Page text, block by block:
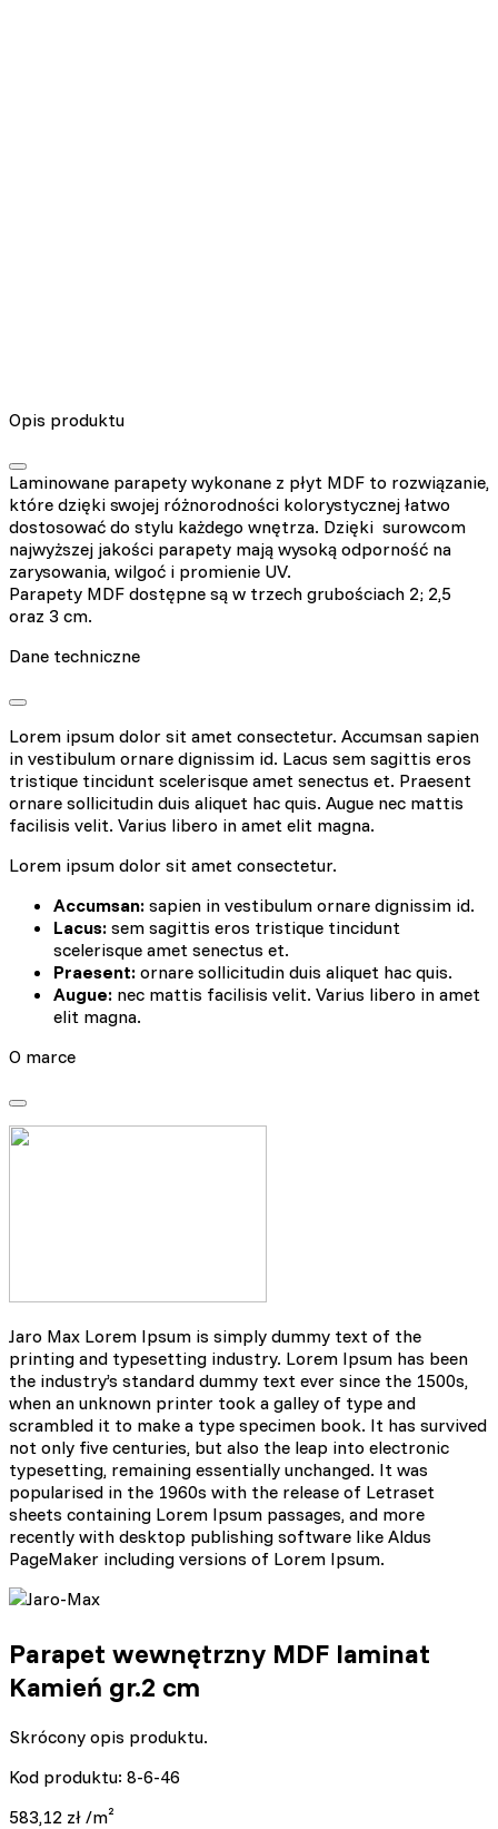
Opis produktu
Laminowane parapety wykonane z płyt MDF to rozwiązanie,
które dzięki swojej różnorodności kolorystycznej łatwo
dostosować do stylu każdego wnętrza. Dzięki surowcom
najwyższej jakości parapety mają wysoką odporność na
zarysowania, wilgoć i promienie UV.
Parapety MDF dostępne są w trzech grubościach 2; 2,5
oraz 3 cm.
Dane techniczne
Lorem ipsum dolor sit amet consectetur. Accumsan sapien
in vestibulum ornare dignissim id. Lacus sem sagittis eros
tristique tincidunt scelerisque amet senectus et. Praesent
ornare sollicitudin duis aliquet hac quis. Augue nec mattis
facilisis velit. Varius libero in amet elit magna.
Lorem ipsum dolor sit amet consectetur.
Accumsan: sapien in vestibulum ornare dignissim id.
Lacus: sem sagittis eros tristique tincidunt
scelerisque amet senectus et.
Praesent: ornare sollicitudin duis aliquet hac quis.
Augue: nec mattis facilisis velit. Varius libero in amet
elit magna.
O marce
Jaro Max Lorem Ipsum is simply dummy text of the
printing and typesetting industry. Lorem Ipsum has been
the industry’s standard dummy text ever since the 1500s,
when an unknown printer took a galley of type and
scrambled it to make a type specimen book. It has survived
not only five centuries, but also the leap into electronic
typesetting, remaining essentially unchanged. It was
popularised in the 1960s with the release of Letraset
sheets containing Lorem Ipsum passages, and more
recently with desktop publishing software like Aldus
PageMaker including versions of Lorem Ipsum.
Parapet wewnętrzny MDF laminat
Kamień gr.2 cm
Skrócony opis produktu.
Kod produktu: 8-6-46
583,12 zł /m²